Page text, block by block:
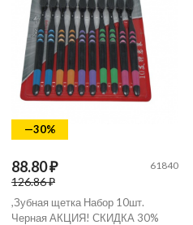
—30%
88.80 ₽
126.86 ₽
61840
,Зубная щетка Набор 10шт.
Черная АКЦИЯ! СКИДКА 30%